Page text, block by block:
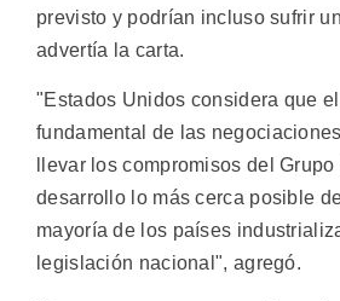
previsto y podrían incluso sufrir
advertía la carta.
"Estados Unidos considera que
fundamental de las
llevar los compromisos del
desarrollo lo más cerca posible
mayoría de los países
legislación nacional", agregó.